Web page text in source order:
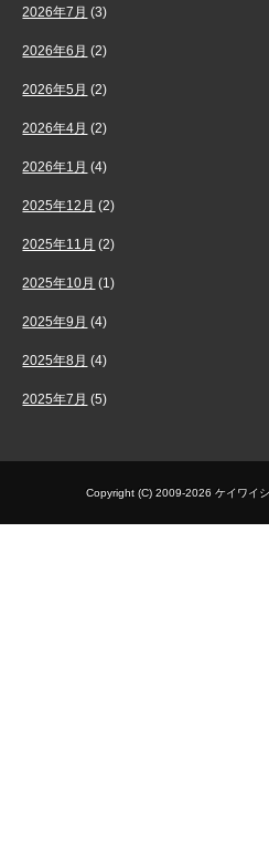
2026年7月 (3)
2026年6月 (2)
2026年5月 (2)
2026年4月 (2)
2026年1月 (4)
2025年12月 (2)
2025年11月 (2)
2025年10月 (1)
2025年9月 (4)
2025年8月 (4)
2025年7月 (5)
Copyright (C) 2009-2026 ケイワイ